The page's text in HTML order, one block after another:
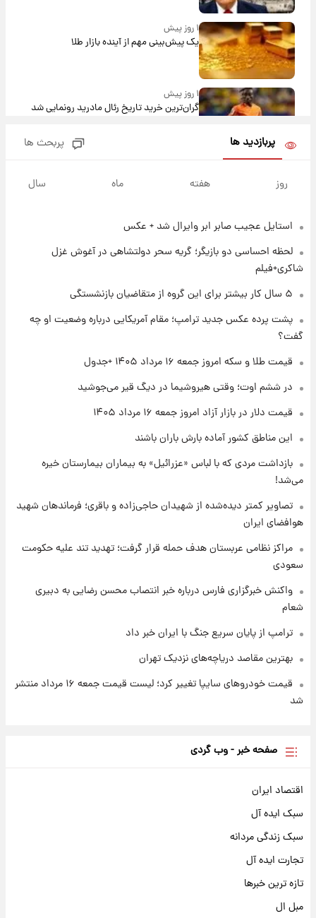
۱ روز پیش
یک پیش‌بینی مهم از آینده بازار طلا
۱ روز پیش
گران‌ترین خرید تاریخ رئال مادرید رونمایی شد
روزها پربارش‌تر خواهند بود؟
۱ روز پیش
شد؛ تیکدری، محبی و سرگیف با اعداد ویژه
۱ روز پیش
شد+فیلم
۱ روز پیش
امروز پنجشنبه ۱۵ مرداد ۱۴۰۵ +جدول
قیمت طلا و سکه امروز پنجشنبه ۱۵ مرداد ۱۴۰۵
شارژ جدید کالابرگ برای سه دهک؛ جزئیات اعلام
پربازدید ها پربحث ها
روز هفته ماه سال
استایل عجیب صابر ابر وایرال شد + عکس
لحظه احساسی دو بازیگر؛ گریه سحر دولتشاهی در آغوش غزل
شاکری+فیلم
۵ سال کار بیشتر برای این گروه از متقاضیان بازنشستگی
پشت پرده عکس جدید ترامپ؛ مقام آمریکایی درباره وضعیت او چه
گفت؟
قیمت طلا و سکه امروز جمعه ۱۶ مرداد ۱۴۰۵ +جدول
در ششم اوت؛ وقتی هیروشیما در دیگ قیر می‌جوشید
قیمت دلار در بازار آزاد امروز جمعه ۱۶ مرداد ۱۴۰۵
این مناطق کشور آماده بارش باران باشند
بازداشت مردی که با لباس «عزرائیل» به بیماران بیمارستان خیره
می‌شد!
تصاویر کمتر دیده‌شده از شهیدان حاجی‌زاده و باقری؛ فرماندهان شهید
هوافضای ایران
مراکز نظامی عربستان هدف حمله قرار گرفت؛ تهدید تند علیه حکومت
سعودی
واکنش خبرگزاری فارس درباره خبر انتصاب محسن رضایی به دبیری
شعام
ترامپ از پایان سریع جنگ با ایران خبر داد
بهترین مقاصد دریاچه‌های نزدیک تهران
قیمت خودروهای سایپا تغییر کرد؛ لیست قیمت جمعه ۱۶ مرداد منتشر
شد
صفحه خبر - وب گردی
اقتصاد ایران
سبک ایده آل
سبک زندگی مردانه
تجارت ایده آل
تازه ترین خبرها
مبل ال